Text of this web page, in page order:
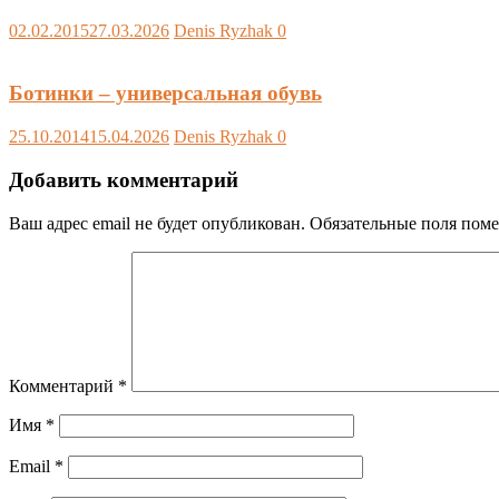
02.02.201527.03.2026 Denis Ryzhak 0
Ботинки – универсальная обувь
25.10.201415.04.2026 Denis Ryzhak 0
Добавить комментарий
Ваш адрес email не будет опубликован. Обязательные поля
Комментарий *
Имя *
Email *